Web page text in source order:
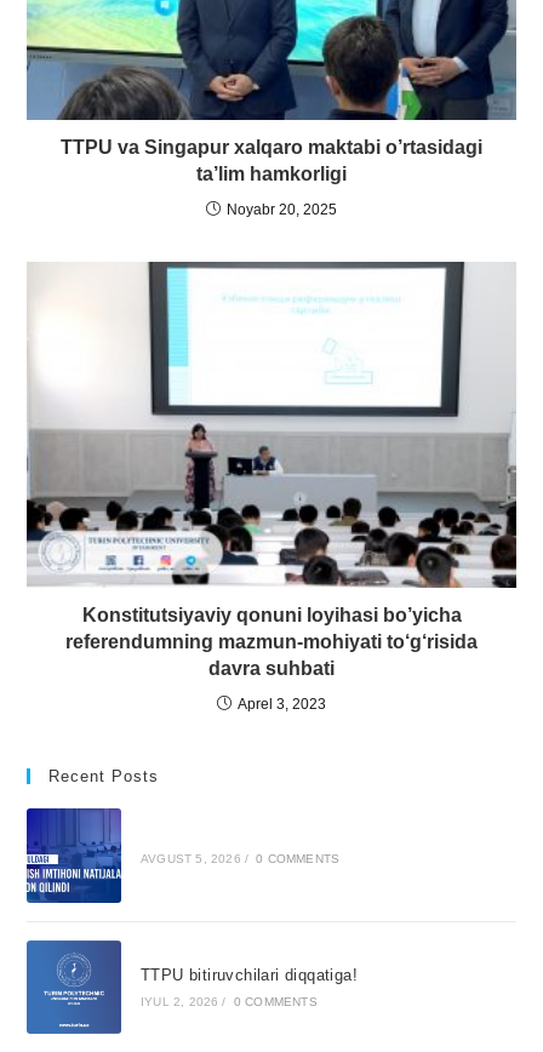
TTPU va Singapur xalqaro maktabi o’rtasidagi
ta’lim hamkorligi
Noyabr 20, 2025
Konstitutsiyaviy qonuni loyihasi bo’yicha
referendumning mazmun-mohiyati to‘g‘risida
davra suhbati
Aprel 3, 2023
Recent Posts
AVGUST 5, 2026 / 0 COMMENTS
TTPU bitiruvchilari diqqatiga!
IYUL 2, 2026 / 0 COMMENTS